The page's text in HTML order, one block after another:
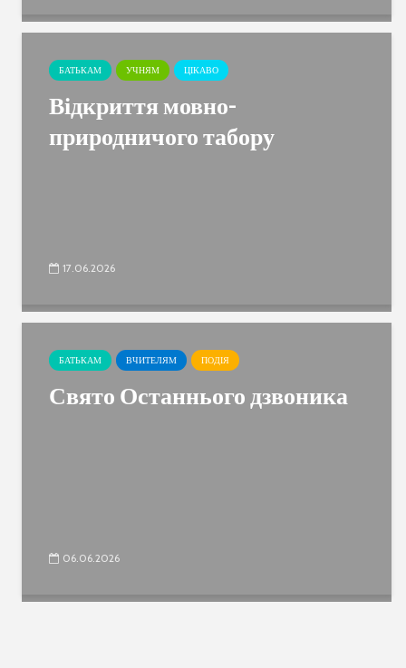
БАТЬКАМ УЧНЯМ ЦІКАВО
Відкриття мовно-
природничого табору
17.06.2026
БАТЬКАМ ВЧИТЕЛЯМ ПОДІЯ
Свято Останнього дзвоника
06.06.2026